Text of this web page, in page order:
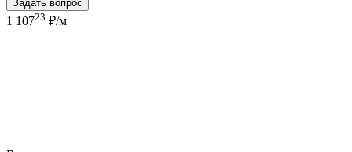
Задать вопрос
1 10723 ₽/м